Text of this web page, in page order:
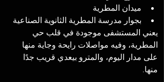
ميدان المطرية
بجوار مدرسة المطرية الثانوية الصناعية
يعني المستشفى موجودة في قلب حي
المطرية، وفيه مواصلات رايحة وجاية منها
على مدار اليوم، والمترو بيعدي قريب جدًا
منها.